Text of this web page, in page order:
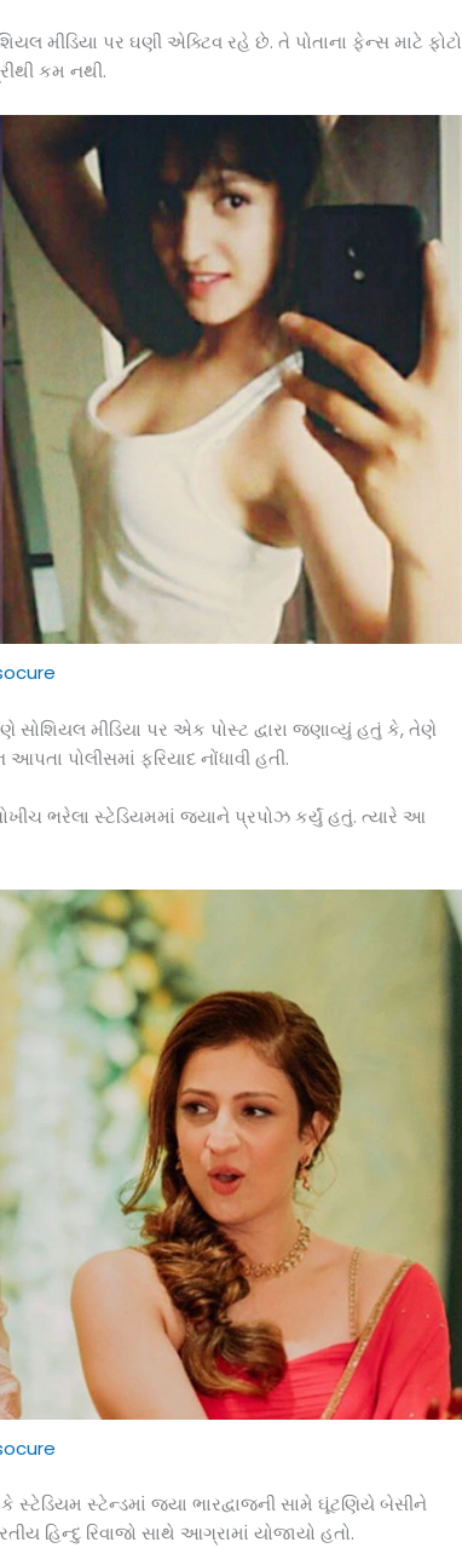
મીડિયા પર ઘણી એક્ટિવ રહે છે. તે પોતાના ફેન્સ માટે ફોટો
કમ નથી.
સોશિયલ મીડિયા પર એક પોસ્ટ દ્વારા જણાવ્યું હતું કે, તેણે
પોલીસમાં ફરિયાદ નોંધાવી હતી.
ભરેલા સ્ટેડિયમમાં જયાને પ્રપોઝ કર્યું હતું. ત્યારે આ
સ્ટેડિયમ સ્ટેન્ડમાં જયા ભારદ્વાજની સામે ઘૂંટણિયે બેસીને
હિન્દુ રિવાજો સાથે આગ્રામાં યોજાયો હતો.